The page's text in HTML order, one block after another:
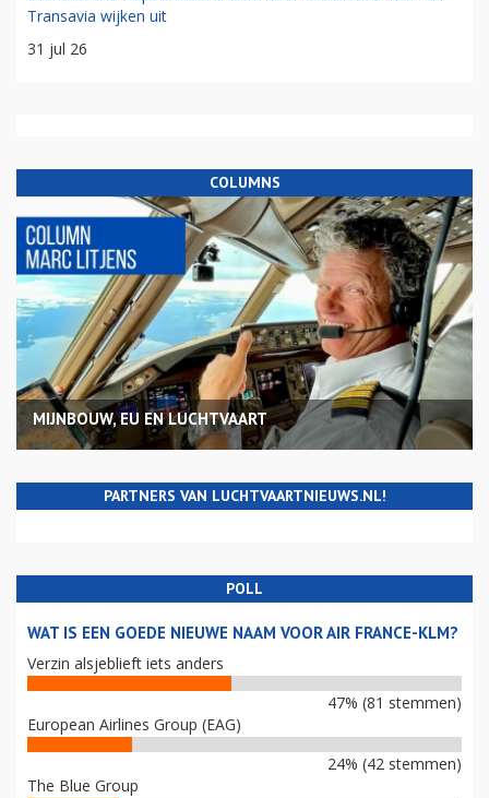
Transavia wijken uit
31 jul 26
COLUMNS
MIJNBOUW, EU EN LUCHTVAART
PARTNERS VAN LUCHTVAARTNIEUWS.NL!
POLL
WAT IS EEN GOEDE NIEUWE NAAM VOOR AIR FRANCE-KLM?
Verzin alsjeblieft iets anders
47% (81 stemmen)
European Airlines Group (EAG)
24% (42 stemmen)
The Blue Group